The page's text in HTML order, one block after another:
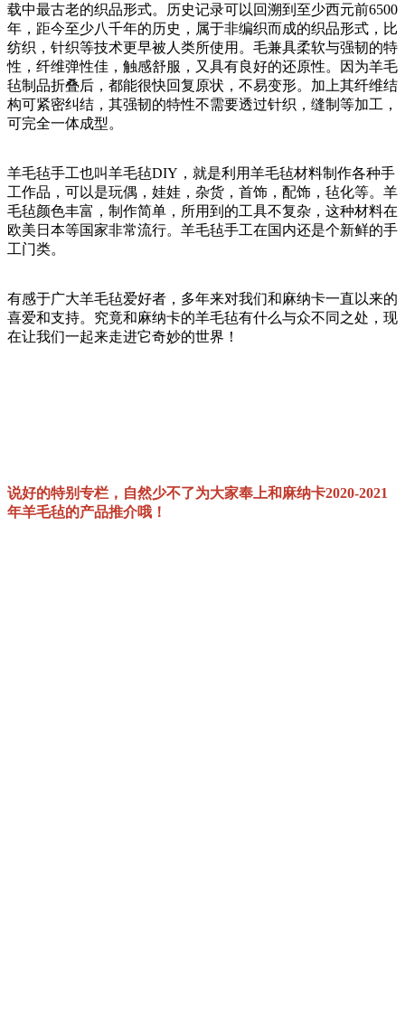
载中最古老的织品形式。历史记录可以回溯到至少西元前6500
年，距今至少八千年的历史，属于非编织而成的织品形式，比
纺织，针织等技术更早被人类所使用。毛兼具柔软与强韧的特
性，纤维弹性佳，触感舒服，又具有良好的还原性。因为羊毛
毡制品折叠后，都能很快回复原状，不易变形。加上其纤维结
构可紧密纠结，其强韧的特性不需要透过针织，缝制等加工，
可完全一体成型。
羊毛毡手工也叫羊毛毡DIY，就是利用羊毛毡材料制作各种手
工作品，可以是玩偶，娃娃，杂货，首饰，配饰，毡化等。羊
毛毡颜色丰富，制作简单，所用到的工具不复杂，这种材料在
欧美日本等国家非常流行。羊毛毡手工在国内还是个新鲜的手
工门类。
有感于广大羊毛毡爱好者，多年来对我们和麻纳卡一直以来的
喜爱和支持。究竟和麻纳卡的羊毛毡有什么与众不同之处，现
在让我们一起来走进它奇妙的世界！
说好的特别专栏，自然少不了为大家奉上和麻纳卡2020-2021
年羊毛毡的产品推介哦！